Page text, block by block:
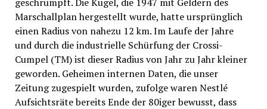
Marschallplan hergestellt wurde, hatte ursprünglich
einen Radius von nahezu 12 km. Im Laufe der Jahre
und durch die industrielle Schürfung der Crossi-
Cumpel (TM) ist dieser Radius von Jahr zu Jahr kleiner
geworden. Geheimen internen Daten, die unser
Zeitung zugespielt wurden, zufolge waren Nestlé
Aufsichtsräte bereits Ende der 80iger bewusst, dass